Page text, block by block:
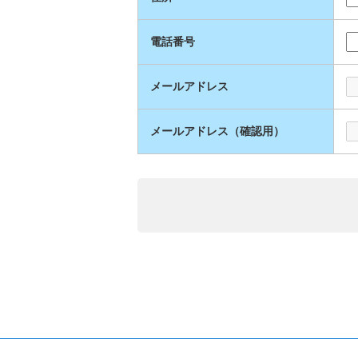
電話番号
メールアドレス
メールアドレス（確認用）